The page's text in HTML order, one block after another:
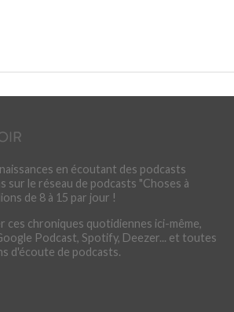
en écoutant des podcasts
sur le réseau de podcasts "Choses à
de 8 à 15 par jour !
ces chroniques quotidiennes ici-même,
Podcast, Spotify, Deezer... et toutes
d'écoute de podcasts.